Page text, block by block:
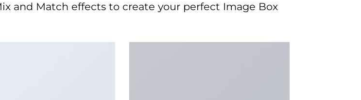
and Match effects to create your perfect Image Box